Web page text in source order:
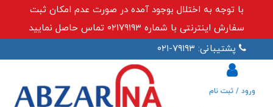
با توجه به اختلال بوجود آمده در صورت عدم امکان ثبت
سفارش اینترنتی با شماره ۰۲۱۷۹۱۹۳ تماس حاصل نمایید
پشتیبانی: ۷۹۱۹۳-۰۲۱
ورود / ثبت نام